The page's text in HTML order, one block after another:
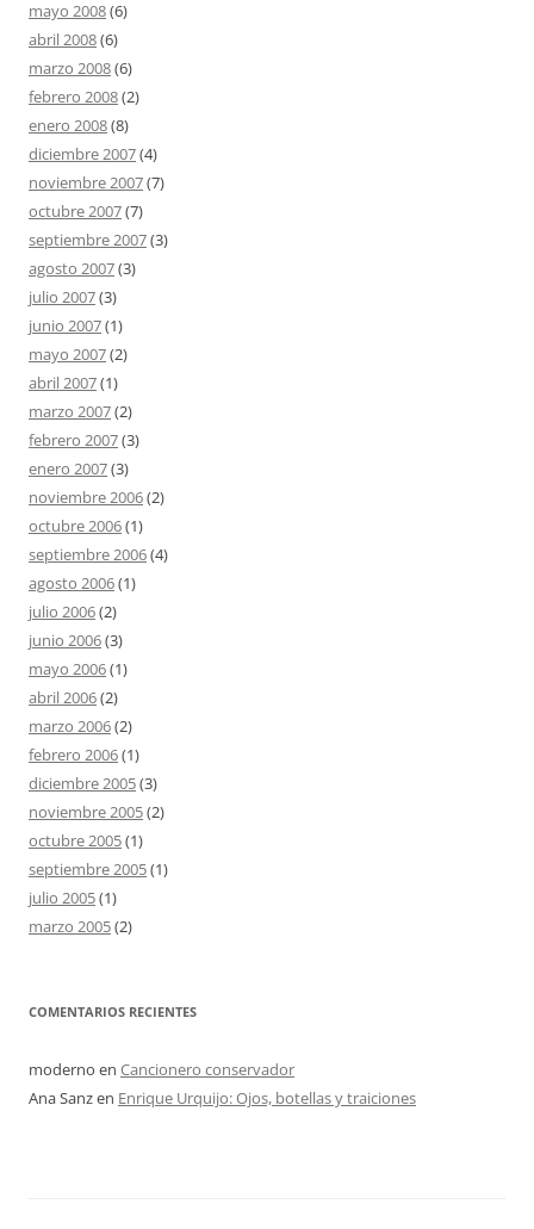
mayo 2008(6)
abril 2008(6)
marzo 2008(6)
febrero 2008(2)
enero 2008(8)
diciembre 2007(4)
noviembre 2007(7)
octubre 2007(7)
septiembre 2007(3)
agosto 2007(3)
julio 2007(3)
junio 2007(1)
mayo 2007(2)
abril 2007(1)
marzo 2007(2)
febrero 2007(3)
enero 2007(3)
noviembre 2006(2)
octubre 2006(1)
septiembre 2006(4)
agosto 2006(1)
julio 2006(2)
junio 2006(3)
mayo 2006(1)
abril 2006(2)
marzo 2006(2)
febrero 2006(1)
diciembre 2005(3)
noviembre 2005(2)
octubre 2005(1)
septiembre 2005(1)
julio 2005(1)
marzo 2005(2)
COMENTARIOS RECIENTES
moderno en Cancionero conservador
Ana Sanzen Enrique Urquijo: Ojos, botellas y traiciones